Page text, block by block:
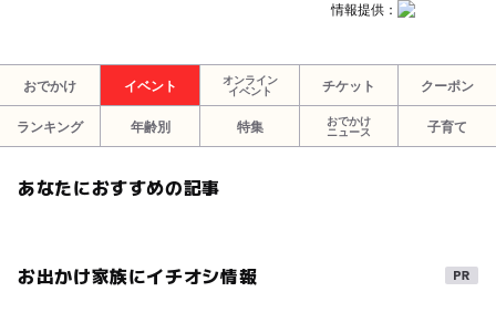
情報提供：
おでかけ イベント
オンライン
イベント
チケット クーポン
ランキング 年齢別 特集
おでかけ
ニュース
子育て
あなたにおすすめの記事
お出かけ家族にイチオシ情報